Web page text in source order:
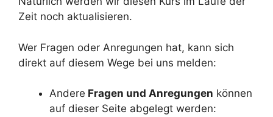
Zeit noch aktualisieren.
Wer Fragen oder Anregungen hat, kann sich
direkt auf diesem Wege bei uns melden:
Andere Fragen und Anregungen können
auf dieser Seite abgelegt werden: